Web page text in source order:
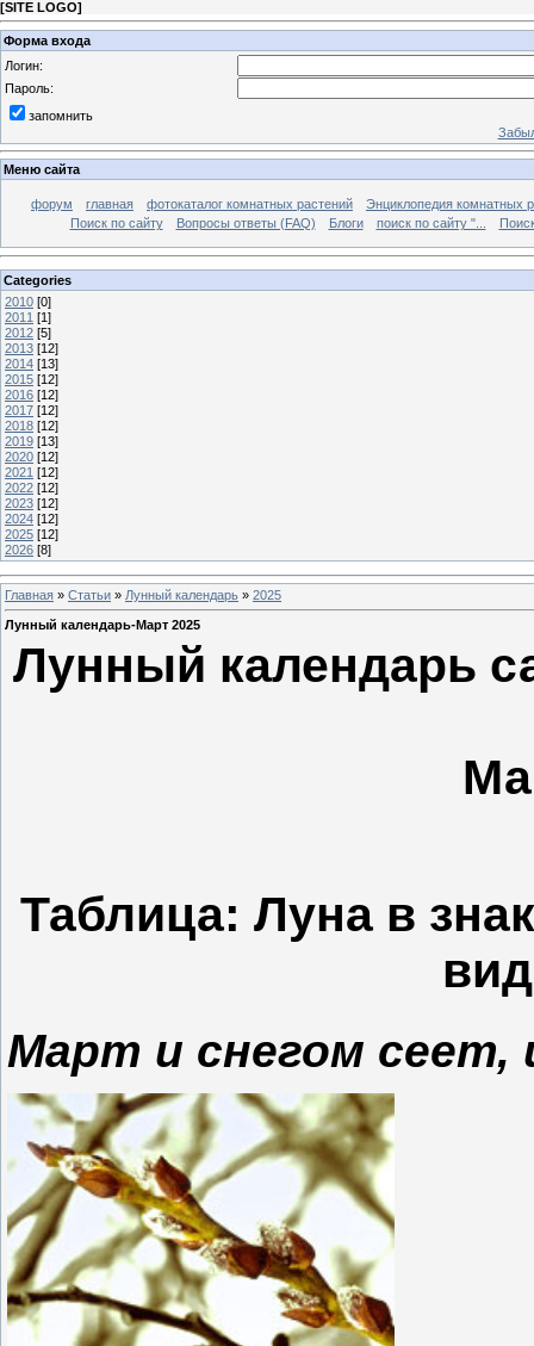
[SITE LOGO]
Форма входа
Логин:
Пароль:
запомнить
Меню сайта
форум главная фотокаталог комнатных растений
Энциклопедия комнатных
Поиск по сайту
Вопросы ответы (FAQ) Блоги поиск по сайту "...
Categories
2010 [0]
2011 [1]
2012 [5]
2013 [12]
2014 [13]
2015 [12]
2016 [12]
2017 [12]
2018 [12]
2019 [13]
2020 [12]
2021 [12]
2022 [12]
2023 [12]
2024 [12]
2025 [12]
2026 [8]
Главная » Статьи » Лунный календарь » 2025
Лунный календарь-Март 2025
Лунный календарь
Таблица: Луна в
Март и снегом сеет,